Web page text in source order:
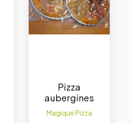
Pizza
aubergines
Magique Pizza